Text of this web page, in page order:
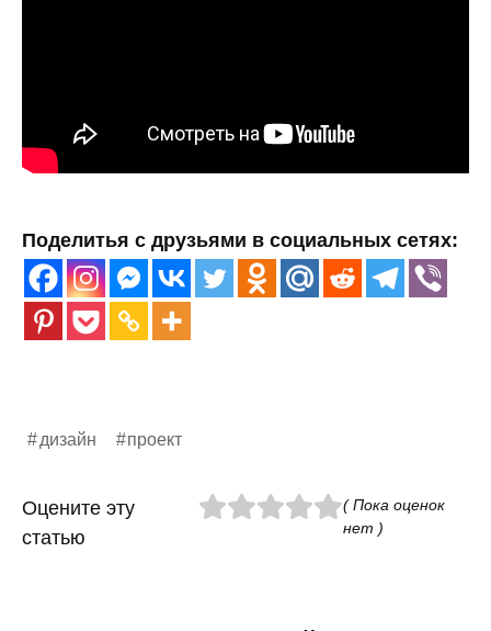
Поделитья с друзьями в социальных сетях:
дизайн проект
Оцените эту
статью
( Пока оценок
нет )